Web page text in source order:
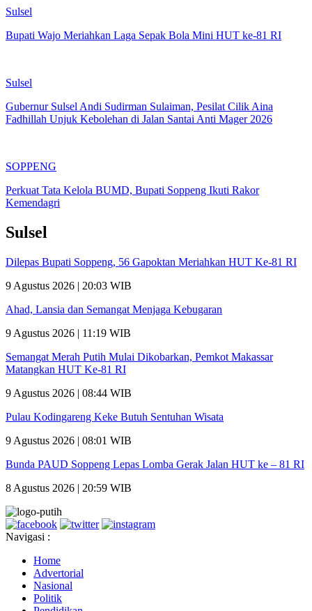
Sulsel
Bupati Wajo Meriahkan Laga Sepak Bola Mini HUT ke-81 RI
Sulsel
Gubernur Sulsel Andi Sudirman Sulaiman, Pesilat Cilik Aina
Fadhillah Unjuk Kebolehan di Jalan Santai Anti Mager 2026
SOPPENG
Perkuat Tata Kelola BUMD, Bupati Soppeng Ikuti Rakor
Kemendagri
Sulsel
Dilepas Bupati Soppeng, 56 Gapoktan Meriahkan HUT Ke-81 RI
9 Agustus 2026 | 20:03 WIB
Ahad, Lansia dan Semangat Menjaga Kebugaran
9 Agustus 2026 | 11:19 WIB
Semangat Merah Putih Mulai Dikobarkan, Pemkot Makassar
Matangkan HUT Ke-81 RI
9 Agustus 2026 | 08:44 WIB
Pulau Kodingareng Keke Butuh Sentuhan Wisata
9 Agustus 2026 | 08:01 WIB
Bunda PAUD Soppeng Lepas Lomba Gerak Jalan HUT ke – 81 RI
8 Agustus 2026 | 20:59 WIB
Navigasi :
Home
Advertorial
Nasional
Politik